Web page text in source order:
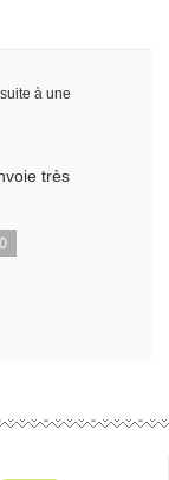
suite à une
très
0